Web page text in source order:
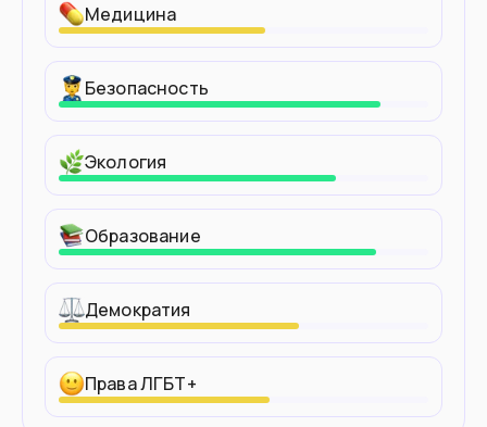
Медицина
Безопасность
Экология
Образование
Демократия
Права ЛГБТ+